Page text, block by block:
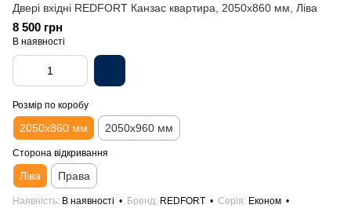
Двері вхідні REDFORT Канзас квартира, 2050х860 мм, Ліва
8 500 грн
В наявності
Розмір по коробу
2050х860 мм 2050х960 мм
Сторона відкривання
Ліва Права
Наявність В наявності Бренд REDFORT Серія
Економ